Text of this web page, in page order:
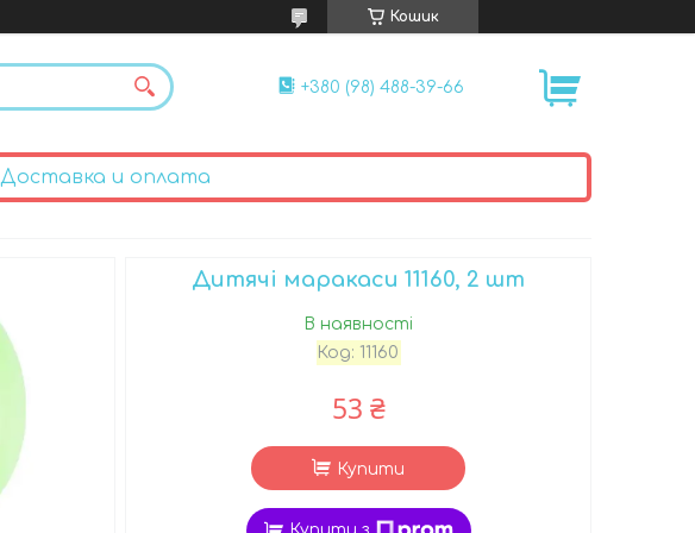
Кошик
+380 (98) 488-39-66
Доставка и оплата
Дитячі маракаси 11160, 2 шт
В наявності
Код: 11160
53 ₴
Купити